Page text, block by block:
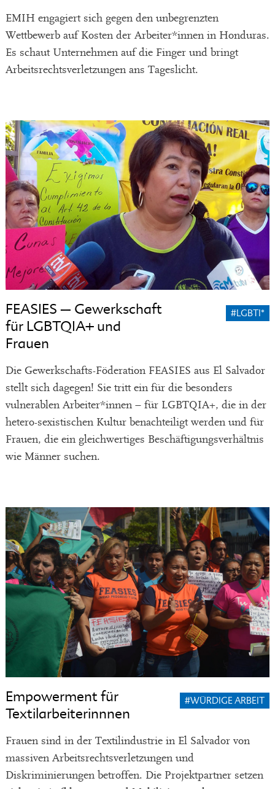
EMIH engagiert sich gegen den unbegrenzten
Wettbewerb auf Kosten der Arbeiter*innen in Honduras.
Es schaut Unternehmen auf die Finger und bringt
Arbeitsrechtsverletzungen ans Tageslicht.
FEASIES – Gewerkschaft
für LGBTQIA+ und
Frauen
#LGBTI*
Die Gewerkschafts-Föderation FEASIES aus El Salvador
stellt sich dagegen! Sie tritt ein für die besonders
vulnerablen Arbeiter*innen – für LGBTQIA+, die in der
hetero-sexistischen Kultur benachteiligt werden und für
Frauen, die ein gleichwertiges Beschäftigungsverhältnis
wie Männer suchen.
Empowerment für
Textilarbeiterinnnen
#WÜRDIGE ARBEIT
Frauen sind in der Textilindustrie in El Salvador von
massiven Arbeitsrechtsverletzungen und
Diskriminierungen betroffen. Die Projektpartner setzen